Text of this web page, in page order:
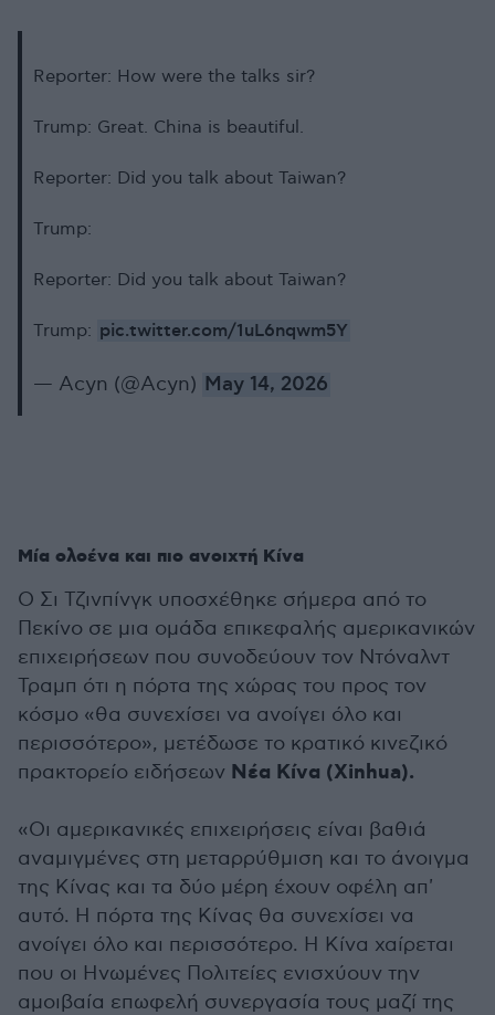
Reporter: How were the talks sir?
Trump: Great. China is beautiful.
Reporter: Did you talk about Taiwan?
Trump:
Reporter: Did you talk about Taiwan?
Trump: pic.twitter.com/1uL6nqwm5Y
— Acyn (@Acyn) May 14, 2026
Μία ολοένα και πιο ανοιχτή Κίνα
Ο Σι Τζινπίνγκ υποσχέθηκε σήμερα από το
Πεκίνο σε μια ομάδα επικεφαλής αμερικανικών
επιχειρήσεων που συνοδεύουν τον Ντόναλντ
Τραμπ ότι η πόρτα της χώρας του προς τον
κόσμο «θα συνεχίσει να ανοίγει όλο και
περισσότερο», μετέδωσε το κρατικό κινεζικό
πρακτορείο ειδήσεων Νέα Κίνα (Xinhua).
«Οι αμερικανικές επιχειρήσεις είναι βαθιά
αναμιγμένες στη μεταρρύθμιση και το άνοιγμα
της Κίνας και τα δύο μέρη έχουν οφέλη απ'
αυτό. Η πόρτα της Κίνας θα συνεχίσει να
ανοίγει όλο και περισσότερο. Η Κίνα χαίρεται
που οι Ηνωμένες Πολιτείες ενισχύουν την
αμοιβαία επωφελή συνεργασία τους μαζί της